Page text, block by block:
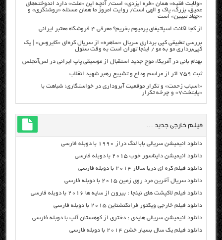
«ولایت فقیه» همان «فره ایزدی» است/ آنچه این «ملت» دارد اندوخته‌های
عمیق، بزرگ، پاک و الهی است/ روایت امروز ما همان مسئله «روشنگری» و
«جهاد تبیین» است
از کجا اکانت اسپاتیفای پرمیوم بخریم؟ معرفی ۴ فروشگاه معتبر ایرانی
بررسی تطبیقی کپی برداری سریال «ساهره» از سریال کره‌ای «کایروس» | یک
کپی‌برداری مو به مو / اینجا تهران است به وقت سئول
بهنام بانی در آمریکا: موج جدید استقبال از موسیقی پاپ ایرانی در لس‌آنجلس
ثبت ۷۵۹ اثر از مراسم وداع و تشییع رهبر شهید انقلاب
«اسباب زحمت» و تکرار موقعیت آبروداری در خواستگاری؛ شباهت با
«پایتخت۷» و چرخه تکرار
فیلم خارجی جدید …
دانلود انیمیشن سریالی بابا لنگ دراز ۱۹۹۰ با دوبله فارسی
دانلود انیمیشن دایناسور خوب ۲۰۱۵ با دوبله فارسی
دانلود فیلم کره ای دریا سالار ۲۰۱۴ با دوبله فارسی
دانلود سریال آخرین مرد روی زمین ۲۰۱۵ با دوبله فارسی
دانلود فیلم لاکپشت های نینجا : بیرون از سایه ها ۲۰۱۶ با دوبله فارسی
دانلود فیلم خارجی ویکتور فرانکنشتاین ۲۰۱۵ با دوبله فارسی
دانلود انیمیشن سریالی هایدی : دختری از کوهستان آلپ با دوبله فارسی
دانلود فیلم یک سال بسیار خشن ۲۰۱۴ با دوبله فارسی